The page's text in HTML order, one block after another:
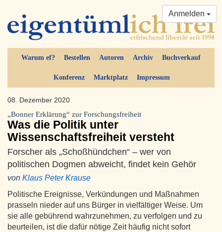
Warum ef? Bestellen Autoren Archiv Buchverkauf
Konferenz Marktplatz Impressum
Anmelden
08. Dezember 2020
„Bonner Erklärung“ zur Forschungsfreiheit
Was die Politik unter
Wissenschaftsfreiheit versteht
Forscher als „Schoßhündchen“ – wer von
politischen Dogmen abweicht, findet kein Gehör
von Klaus Peter Krause
Politische Ereignisse, Verkündungen und Maßnahmen
prasseln nieder auf uns Bürger in vielfältiger Weise. Um
sie alle gebührend wahrzunehmen, zu verfolgen und zu
beurteilen, ist die dafür nötige Zeit häufig nicht sofort